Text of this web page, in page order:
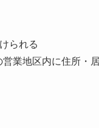
られる
業地区内に住所・